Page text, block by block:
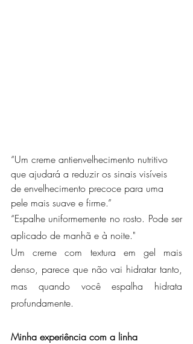
“Um creme antienvelhecimento nutritivo
que ajudará a reduzir os sinais visíveis
de envelhecimento precoce para uma
pele mais suave e firme.”
“Espalhe uniformemente no rosto. Pode ser
aplicado de manhã e à noite."
Um creme com textura em gel mais
denso, parece que não vai hidratar tanto,
mas quando você espalha hidrata
profundamente.
Minha experiência com a linha